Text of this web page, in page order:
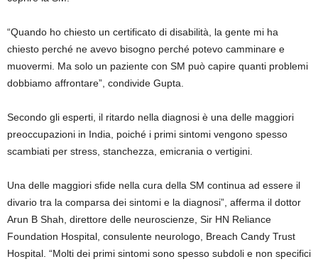
“Quando ho chiesto un certificato di disabilità, la gente mi ha
chiesto perché ne avevo bisogno perché potevo camminare e
muovermi. Ma solo un paziente con SM può capire quanti problemi
dobbiamo affrontare”, condivide Gupta.
Secondo gli esperti, il ritardo nella diagnosi è una delle maggiori
preoccupazioni in India, poiché i primi sintomi vengono spesso
scambiati per stress, stanchezza, emicrania o vertigini.
Una delle maggiori sfide nella cura della SM continua ad essere il
divario tra la comparsa dei sintomi e la diagnosi”, afferma il dottor
Arun B Shah, direttore delle neuroscienze, Sir HN Reliance
Foundation Hospital, consulente neurologo, Breach Candy Trust
Hospital. “Molti dei primi sintomi sono spesso subdoli e non specifici